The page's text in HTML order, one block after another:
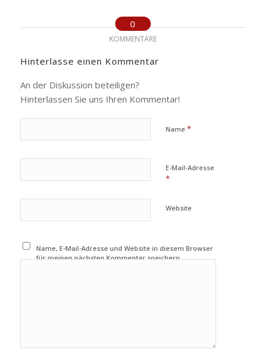
0
KOMMENTARE
Hinterlasse einen Kommentar
An der Diskussion beteiligen?
Hinterlassen Sie uns Ihren Kommentar!
Name *
E-Mail-Adresse
*
Website
Name, E-Mail-Adresse und Website in diesem Browser
für meinen nächsten Kommentar speichern.